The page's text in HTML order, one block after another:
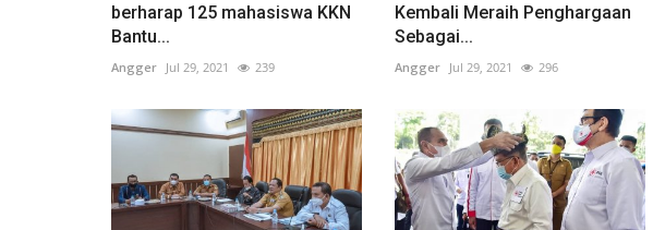
berharap 125 mahasiswa KKN
Bantu...
Angger Jul 29, 2021 239
Kembali Meraih Penghargaan
Sebagai...
Angger Jul 29, 2021 296